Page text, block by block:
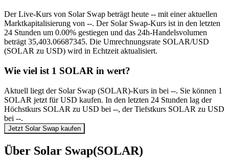
Der Live-Kurs von Solar Swap beträgt heute -- mit einer aktuellen
Marktkapitalisierung von --. Der Solar Swap-Kurs ist in den letzten
24 Stunden um 0.00% gestiegen und das 24h-Handelsvolumen
beträgt 35,403.06687345. Die Umrechnungsrate SOLAR/USD
(SOLAR zu USD) wird in Echtzeit aktualisiert.
Wie viel ist 1 SOLAR in wert?
Aktuell liegt der Solar Swap (SOLAR)-Kurs in bei --. Sie können 1
SOLAR jetzt für USD kaufen. In den letzten 24 Stunden lag der
Höchstkurs SOLAR zu USD bei --, der Tiefstkurs SOLAR zu USD
bei --.
Jetzt Solar Swap kaufen
Über Solar Swap(SOLAR)